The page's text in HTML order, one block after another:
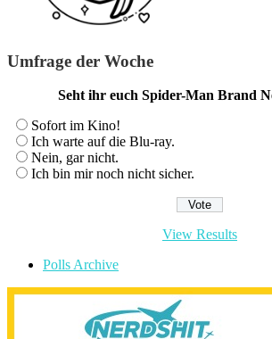
Umfrage der Woche
Seht ihr euch Spider-Man Brand
Sofort im Kino!
Ich warte auf die Blu-ray.
Nein, gar nicht.
Ich bin mir noch nicht sicher.
View Results
Polls Archive